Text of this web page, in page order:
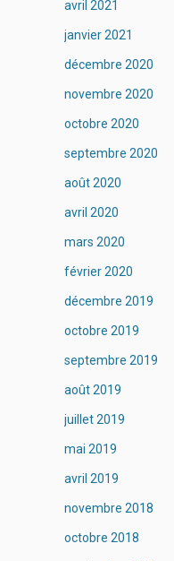
avril 2021
janvier 2021
décembre 2020
novembre 2020
octobre 2020
septembre 2020
août 2020
avril 2020
mars 2020
février 2020
décembre 2019
octobre 2019
septembre 2019
août 2019
juillet 2019
mai 2019
avril 2019
novembre 2018
octobre 2018